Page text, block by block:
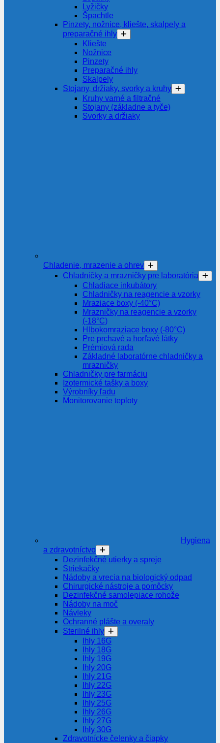
Lyžičky
Špachtle
Pinzety, nožnice, kliešte, skalpely a
preparačné ihly
Kliešte
Nožnice
Pinzety
Preparačné ihly
Skalpely
Stojany, držiaky, svorky a kruhy
Kruhy varné a filtračné
Stojany (základne a tyče)
Svorky a držiaky
Chladenie, mrazenie a ohrev
Chladničky a mrazničky pre laboratória
Chladiace inkubátory
Chladničky na reagencie a vzorky
Mraziace boxy (-40°C)
Mrazničky na reagencie a vzorky
(-18°C)
Hlbokomraziace boxy (-80°C)
Pre prchavé a horľavé látky
Prémiová rada
Základné laboratórne chladničky a
mrazničky
Chladničky pre farmáciu
Izotermické tašky a boxy
Výrobníky ľadu
Monitorovanie teploty
Hygiena
a zdravotníctvo
Dezinfekčné utierky a spreje
Striekačky
Nádoby a vrecia na biologický odpad
Chirurgické nástroje a pomôcky
Dezinfekčné samolepiace rohože
Nádoby na moč
Návleky
Ochranné plášte a overaly
Sterilné ihly
Ihly 16G
Ihly 18G
Ihly 19G
Ihly 20G
Ihly 21G
Ihly 22G
Ihly 23G
Ihly 25G
Ihly 26G
Ihly 27G
Ihly 30G
Zdravotnícke čelenky a čiapky